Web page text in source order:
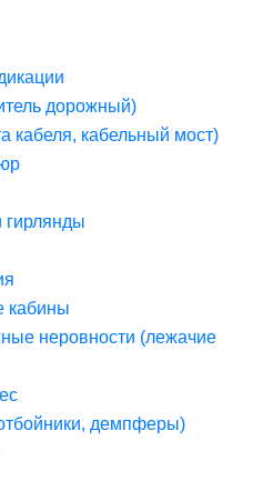
дорожный)
кабеля, кабельный мост)
кабины
неровности (лежачие
демпферы)